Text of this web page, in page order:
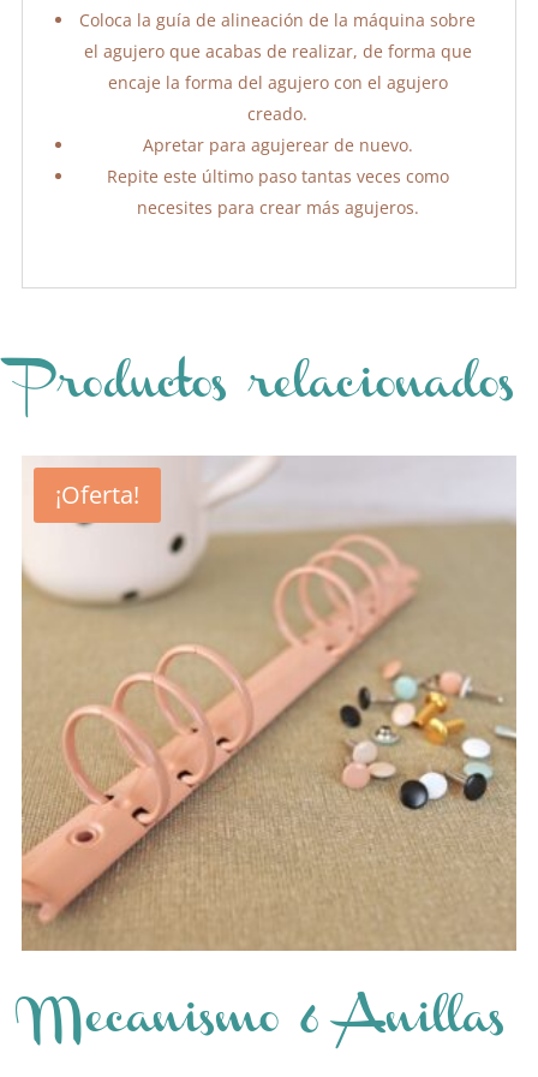
Coloca la guía de alineación de la máquina sobre
el agujero que acabas de realizar, de forma que
encaje la forma del agujero con el agujero
creado.
Apretar para agujerear de nuevo.
Repite este último paso tantas veces como
necesites para crear más agujeros.
Productos relacionados
¡Oferta!
Mecanismo 6 Anillas